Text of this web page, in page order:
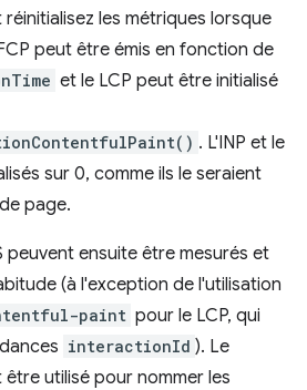
réinitialisez les métriques lorsque
peut être émis en fonction de
et le LCP peut être initialisé
. L'INP et le
sur 0, comme ils le seraient
page.
peuvent ensuite être mesurés et
(à l'exception de l'utilisation
paint pour le LCP, qui
interactionId ). Le
être utilisé pour nommer les